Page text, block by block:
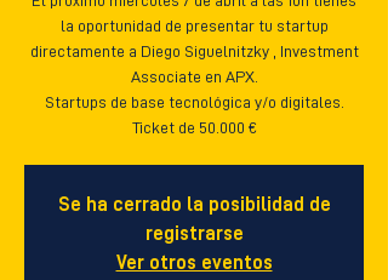
la oportunidad de presentar tu startup
directamente a Diego Siguelnitzky , Investment
Associate en APX.
Startups de base tecnológica y/o digitales.
Se ha cerrado la posibilidad de
registrarse
Ver otros eventos